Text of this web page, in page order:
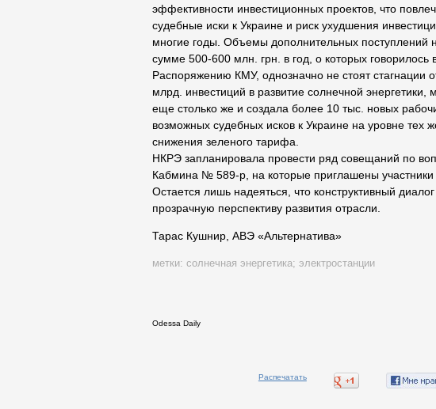
эффективности инвестиционных проектов, что
судебные иски к Украине и риск ухудшения
многие годы. Объемы дополнительных поступлений
сумме 500-600 млн. грн. в год, о которых говорилось
Распоряжению КМУ, однозначно не стоят стагнации
млрд. инвестиций в развитие солнечной
еще столько же и создала более 10 тыс. новых
возможных судебных исков к Украине на уровне тех
снижения зеленого тарифа.
НКРЭ запланировала провести ряд совещаний по
Кабмина № 589-р, на которые приглашены участники
Остается лишь надеяться, что конструктивный
прозрачную перспективу развития отрасли.
Тарас Кушнир, АВЭ «Альтернатива»
метки: солнечная энергетика; электростанции
Odessa Daily
Распечатать